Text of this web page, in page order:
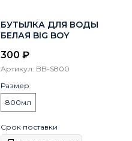
БУТЫЛКА ДЛЯ ВОДЫ
БЕЛАЯ BIG BOY
300 ₽
Артикул: BB-S800
Размер
800мл
Срок поставки